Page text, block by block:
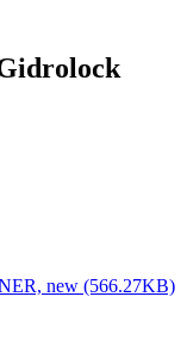
new (566.27KB)